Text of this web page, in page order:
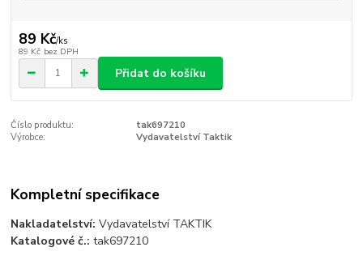
89 Kč/ks
89 Kč bez DPH
Přidat do košíku
Číslo produktu:
tak697210
Výrobce:
Vydavatelství Taktik
Kompletní specifikace
Nakladatelství:Vydavatelství TAKTIK
Katalogové č.:tak697210